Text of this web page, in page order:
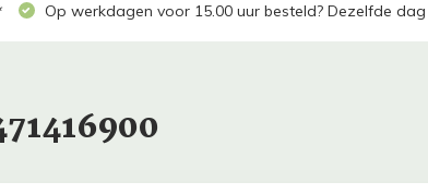
Op werkdagen voor 15.00 uur besteld? Dezelfde